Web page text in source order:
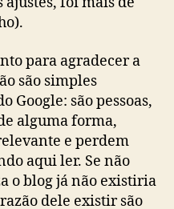
para agradecer a
são simples
Google: são pessoas,
alguma forma,
e perdem
aqui ler. Se não
o blog já não existiria
dele existir são